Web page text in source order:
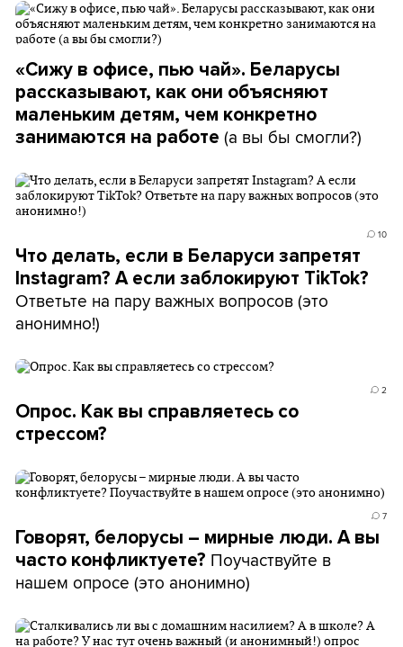
«Сижу в офисе, пью чай». Беларусы
рассказывают, как они объясняют
маленьким детям, чем конкретно
занимаются на работе (а вы бы смогли?)
10
Что делать, если в Беларуси запретят
Instagram? А если заблокируют TikTok?
Ответьте на пару важных вопросов (это
анонимно!)
2
Опрос. Как вы справляетесь со
стрессом?
7
Говорят, белорусы – мирные люди. А вы
часто конфликтуете? Поучаствуйте в
нашем опросе (это анонимно)